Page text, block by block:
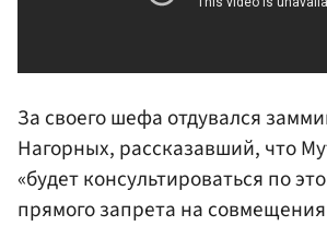
За своего шефа отдувался
Нагорных, рассказавший, что
«будет консультироваться по
прямого запрета на